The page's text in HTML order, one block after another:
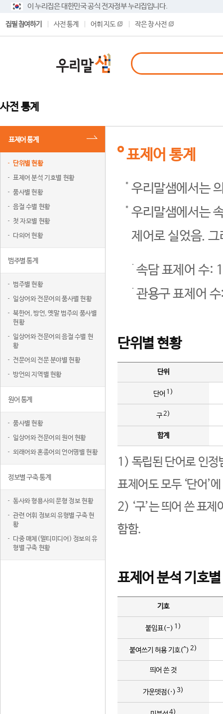
이 누리집은 대한민국 공식 전자정부 누리집입니다.
집필 참여하기 사전 통계 어휘 지도 작은 창 사전
사전 통계
표제어 통계
단위별 현황
표제어 분석 기호별 현황
품사별 현황
음절 수별 현황
첫 자모별 현황
다의어 현황
범주별 통계
범주별 현황
일상어와 전문어의 품사별 현황
북한어, 방언, 옛말 범주의 품사별
현황
일상어와 전문어의 음절 수별 현
황
전문어의 전문 분야별 현황
방언의 지역별 현황
원어 통계
품사별 현황
일상어와 전문어의 원어 현황
외래어와 혼종어의 언어명별 현황
정보별 구축 통계
동사와 형용사의 문형 정보 현황
관련 어휘 정보의 유형별 구축 현
황
다중 매체(멀티미디어) 정보의 유
형별 구축 현황
표제어 통계
우리말샘에서는
우리말샘에서는
제어로 실었음.
속담 표제어 수:
관용구 표제어
단위별 현황
단위
단어 1)
구2)
합계
1) 독립된 단어로 인정
표제어도 모두 ‘단어’
2) ‘구’는 띄어 쓴 표
함함.
표제어 분석 기호
기호
붙임표(-) 1)
붙여쓰기 허용 기호(^) 2)
띄어 쓴 것
가운뎃점(·) 3)
4)